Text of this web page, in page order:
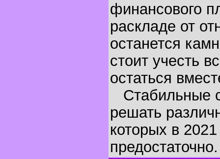
финансового
раскладе от
останется
стоит учесть
остаться
Стабильные
решать
которых в
предостаточно.